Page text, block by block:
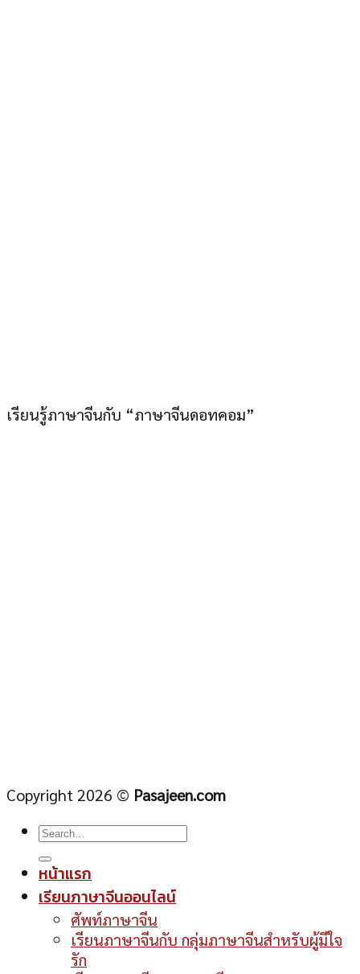
เรียนรู้ภาษาจีนกับ “ภาษาจีนดอทคอม”
Copyright 2026 © Pasajeen.com
หน้าแรก
เรียนภาษาจีนออนไลน์
ศัพท์ภาษาจีน
เรียนภาษาจีนกับ กลุ่มภาษาจีนสำหรับผู้มีใจ
รัก